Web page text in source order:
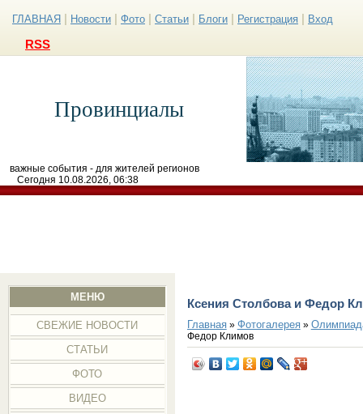
ГЛАВНАЯ Новости Фото Статьи Блоги Регистрация Вход
RSS
Провинциалы
важные события - для жителей регионов
Сегодня 10.08.2026, 06:38
МЕНЮ
СВЕЖИЕ НОВОСТИ
СТАТЬИ
ФОТО
ВИДЕО
Ксения Столбова и Федор
Главная» Фотогалерея»
Федор Климов